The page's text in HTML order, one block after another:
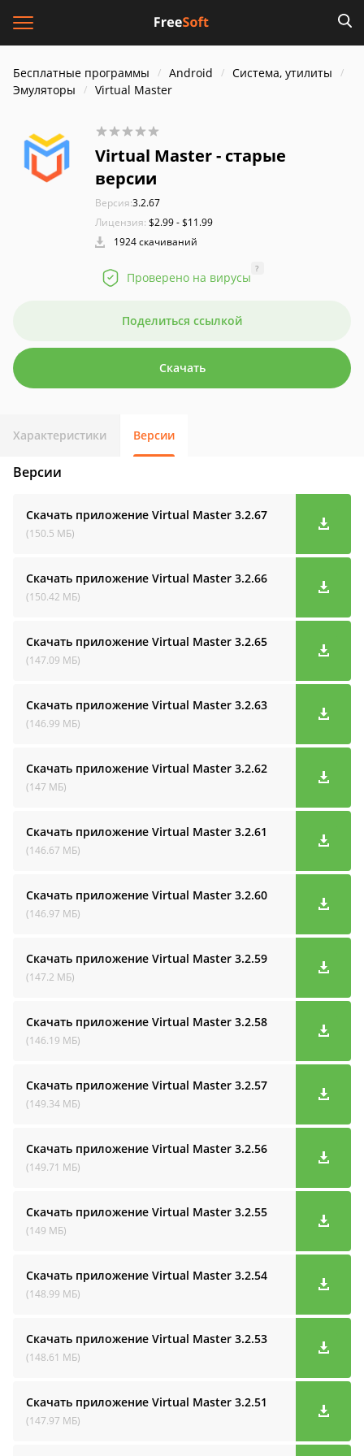
Бесплатные программы Android
Система, утилиты
Эмуляторы
Virtual Master
Virtual Master - старые
версии
Версия:3.2.67
Лицензия: $2.99 - $11.99
1924 скачиваний
Проверено на вирусы
?
Поделиться ссылкой
Скачать
Характеристики Версии
Версии
Скачать приложение Virtual Master 3.2.67
(150.5 МБ)
Скачать приложение Virtual Master 3.2.66
(150.42 МБ)
Скачать приложение Virtual Master 3.2.65
(147.09 МБ)
Скачать приложение Virtual Master 3.2.63
(146.99 МБ)
Скачать приложение Virtual Master 3.2.62
(147 МБ)
Скачать приложение Virtual Master 3.2.61
(146.67 МБ)
Скачать приложение Virtual Master 3.2.60
(146.97 МБ)
Скачать приложение Virtual Master 3.2.59
(147.2 МБ)
Скачать приложение Virtual Master 3.2.58
(146.19 МБ)
Скачать приложение Virtual Master 3.2.57
(149.34 МБ)
Скачать приложение Virtual Master 3.2.56
(149.71 МБ)
Скачать приложение Virtual Master 3.2.55
(149 МБ)
Скачать приложение Virtual Master 3.2.54
(148.99 МБ)
Скачать приложение Virtual Master 3.2.53
(148.61 МБ)
Скачать приложение Virtual Master 3.2.51
(147.97 МБ)